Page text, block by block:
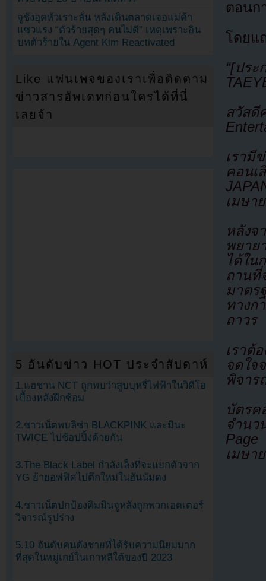
ตอนก
โดยแ
“[ปร
สวัส
เรา
คอนเ
เมษา
หลัง
พยาย
ได้ใน
ถานที่
มาตร
ทางก
ถาวร
เราต้
จดใจ
พิจาร
บัตรค
จำน
Page
เมษา
จูซังอุคหัวเราะลั่น หลังเดินตลาดเจอแม่ค้า
แซวแรง “ตัวร้ายสุดๆ คนไม่ดี” เหตุเพราะอิน
บทตัวร้ายใน Agent Kim Reactivated
Like แฟนเพจของเราเพื่อติดตาม
ข่าวสารอัพเดทก่อนใครได้ที่นี่
เลยจ้า
5 อันดับข่าว HOT ประจำสัปดาห์
1.แฮชาน NCT ถูกพบว่าสูบบุหรี่ไฟฟ้าในวิดีโอ
เบื้องหลังฝึกซ้อม
2.ชาวเน็ตพบลิซ่า BLACKPINK และมินะ
TWICE ไปช้อปปิ้งด้วยกัน
3.The Black Label กำลังเล็งที่จะแยกตัวจาก
YG ย้ายอฟฟิศไปตึกใหม่ในฮันนัมดง
4.ชาวเน็ตปกป้องคิมมินจูหลังถูกพวกเฮดเตอร์
วิจารณ์รูปร่าง
5.10 อันดับคนดังชายที่ได้รับความนิยมมาก
ที่สุดในหมู่เกย์ในเกาหลีใต้ของปี 2023